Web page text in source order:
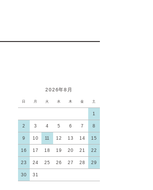
2026年8月
日 月 火 水 木 金 土
1
2 3 4 5 6 7 8
9 10 11 12 13 14 15
16 17 18 19 20 21 22
23 24 25 26 27 28 29
30 31